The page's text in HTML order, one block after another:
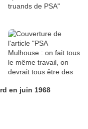
en juin 1968